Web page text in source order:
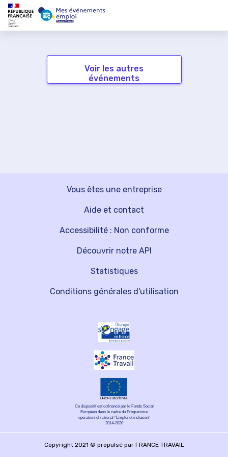
Voir les autres
événements
Vous êtes une entreprise
Découvrir notre API
Aide et contact
Statistiques
Accessibilité : Non conforme
Conditions générales d'utilisation
Ce dispositif est cofinancé par le Fonds Social
Européen dans le cadre du Programme
opérationnel national "Emploi et inclusion"
2014-2020
Copyright 2021 © propulsé par FRANCE TRAVAIL